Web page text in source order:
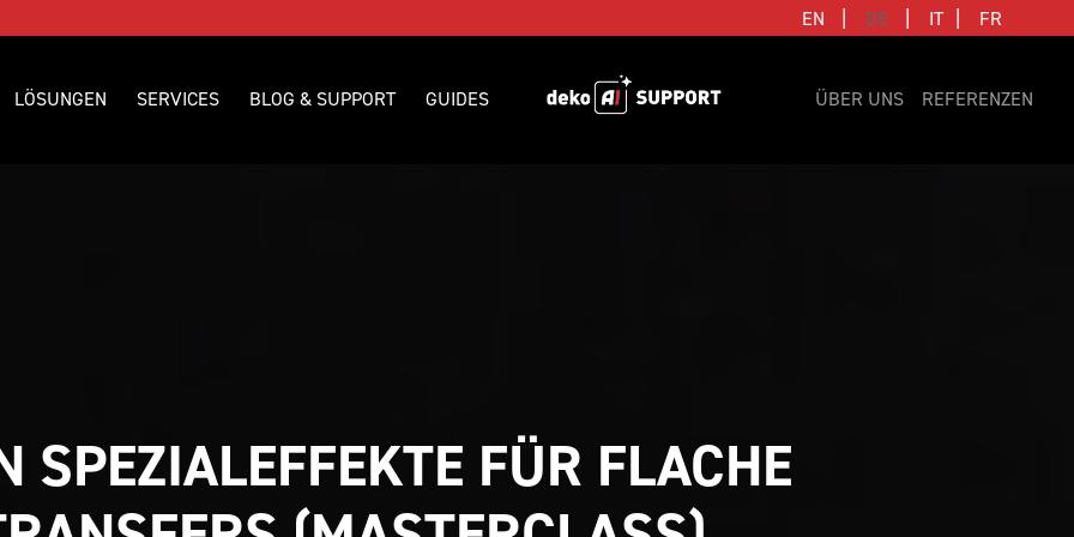
EN DE IT FR
LÖSUNGEN SERVICES BLOG & SUPPORT GUIDES ÜBER UNS REFERENZEN
SPEZIALEFFEKTE FÜR FLACHE